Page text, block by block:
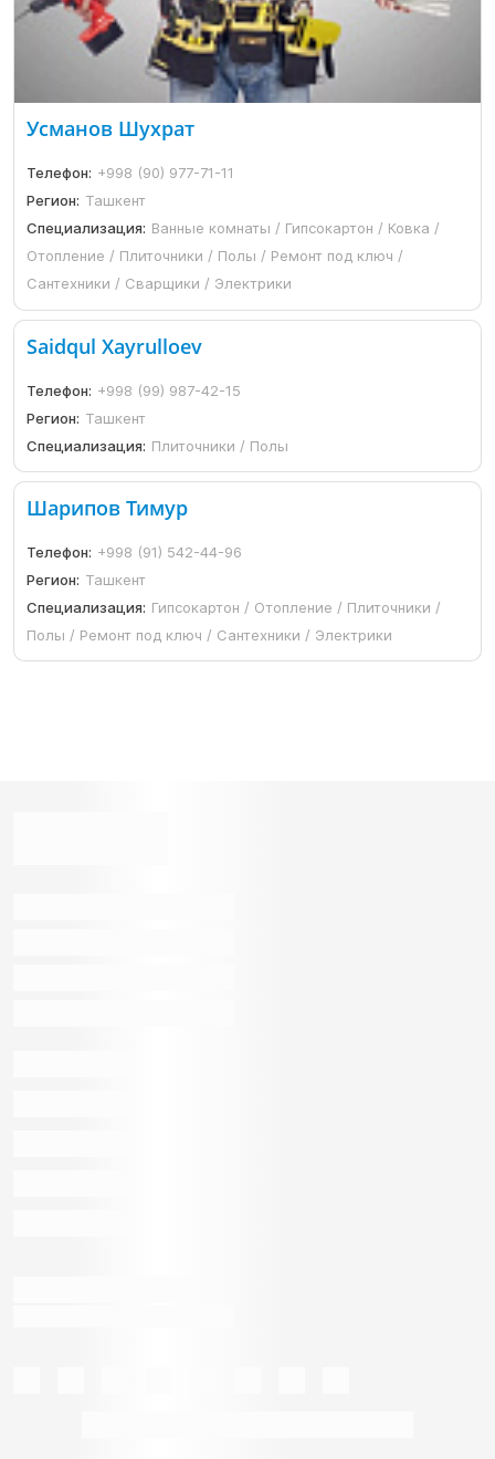
Усманов Шухрат
Телефон: +998 (90) 977-71-11
Регион: Ташкент
Специализация: Ванные комнаты / Гипсокартон / Ковка /
Отопление / Плиточники / Полы / Ремонт под ключ /
Сантехники / Сварщики / Электрики
Saidqul Xayrulloev
Телефон: +998 (99) 987-42-15
Регион: Ташкент
Специализация: Плиточники / Полы
Шарипов Тимур
Телефон: +998 (91) 542-44-96
Регион: Ташкент
Специализация: Гипсокартон / Отопление / Плиточники /
Полы / Ремонт под ключ / Сантехники / Электрики